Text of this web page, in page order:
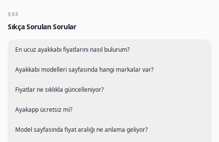
SSS
Sıkça Sorulan Sorular
En ucuz ayakkabı fiyatlarını nasıl bulurum?
Ayakkabı modelleri sayfasında hangi markalar var?
Fiyatlar ne sıklıkla güncelleniyor?
Ayakapp ücretsiz mi?
Model sayfasında fiyat aralığı ne anlama geliyor?